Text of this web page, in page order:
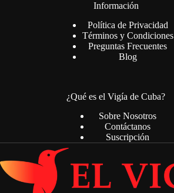
Información
Política de Privacidad
Términos y Condiciones
Preguntas Frecuentes
Blog
¿Qué es el Vigía de Cuba?
Sobre Nosotros
Contáctanos
Suscripción